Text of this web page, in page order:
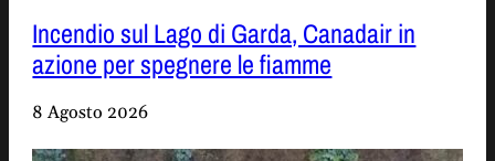
Incendio sul Lago di Garda, Canadair in
azione per spegnere le fiamme
8 Agosto 2026